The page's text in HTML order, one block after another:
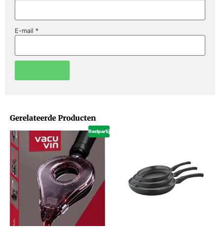
E-mail *
Gerelateerde Producten
Restpartij